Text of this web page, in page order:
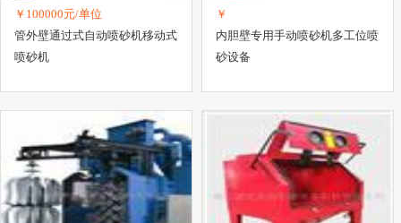
￥100000元/单位
管外壁通过式自动喷砂机移动式
喷砂机
￥
内胆壁专用手动喷砂机多工位喷
砂设备